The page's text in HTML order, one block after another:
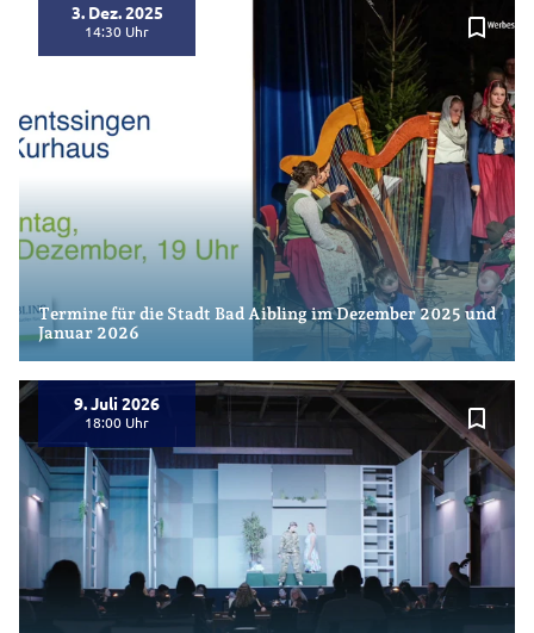
bookmark_border
3. Dez. 2025
14:30
Termine für die Stadt Bad Aibling im Dezember 2025 und
Januar 2026
bookmark_border
9. Juli 2026
18:00